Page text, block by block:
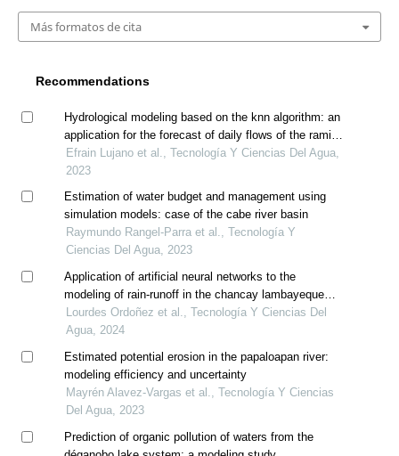
Más formatos de cita
Recommendations
Hydrological modeling based on the knn algorithm: an
application for the forecast of daily flows of the ramis
river, peru
Efrain Lujano et al., Tecnología Y Ciencias Del Agua,
2023
Estimation of water budget and management using
simulation models: case of the cabe river basin
Raymundo Rangel-Parra et al., Tecnología Y
Ciencias Del Agua, 2023
Application of artificial neural networks to the
modeling of rain-runoff in the chancay lambayeque
river basin
Lourdes Ordoñez et al., Tecnología Y Ciencias Del
Agua, 2024
Estimated potential erosion in the papaloapan river:
modeling efficiency and uncertainty
Mayrén Alavez-Vargas et al., Tecnología Y Ciencias
Del Agua, 2023
Prediction of organic pollution of waters from the